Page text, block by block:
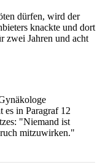
dürfen, wird der
knackte und dort
zwei Jahren und acht
es in Paragraf 12
"Niemand ist
mitzuwirken."